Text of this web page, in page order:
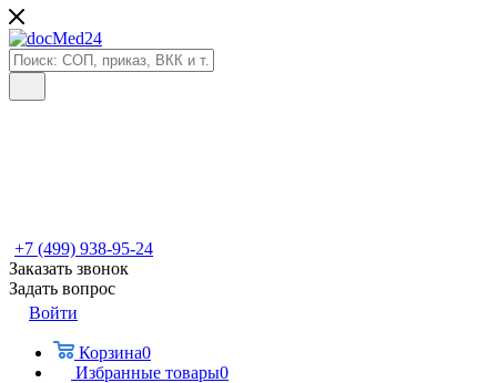
+7 (499) 938-95-24
Заказать звонок
Задать вопрос
Войти
Корзина0
Избранные товары0